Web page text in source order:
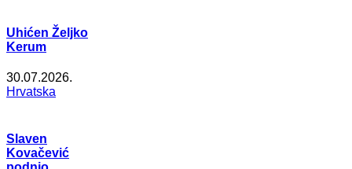
Uhićen Željko
Kerum
30.07.2026.
Hrvatska
Slaven
Kovačević